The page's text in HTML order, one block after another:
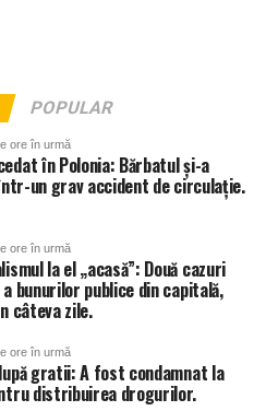
POPULAR
ore în urmă
în Polonia: Bărbatul și-a
un grav accident de circulație.
ore în urmă
la el „acasă”: Două cazuri
bunurilor publice din capitală,
câteva zile.
ore în urmă
gratii: A fost condamnat la
distribuirea drogurilor.